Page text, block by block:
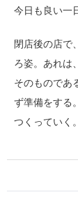
今日も良い一
閉店後の店で
ろ姿。あれは
そのものであ
ず準備をする
つくっていく